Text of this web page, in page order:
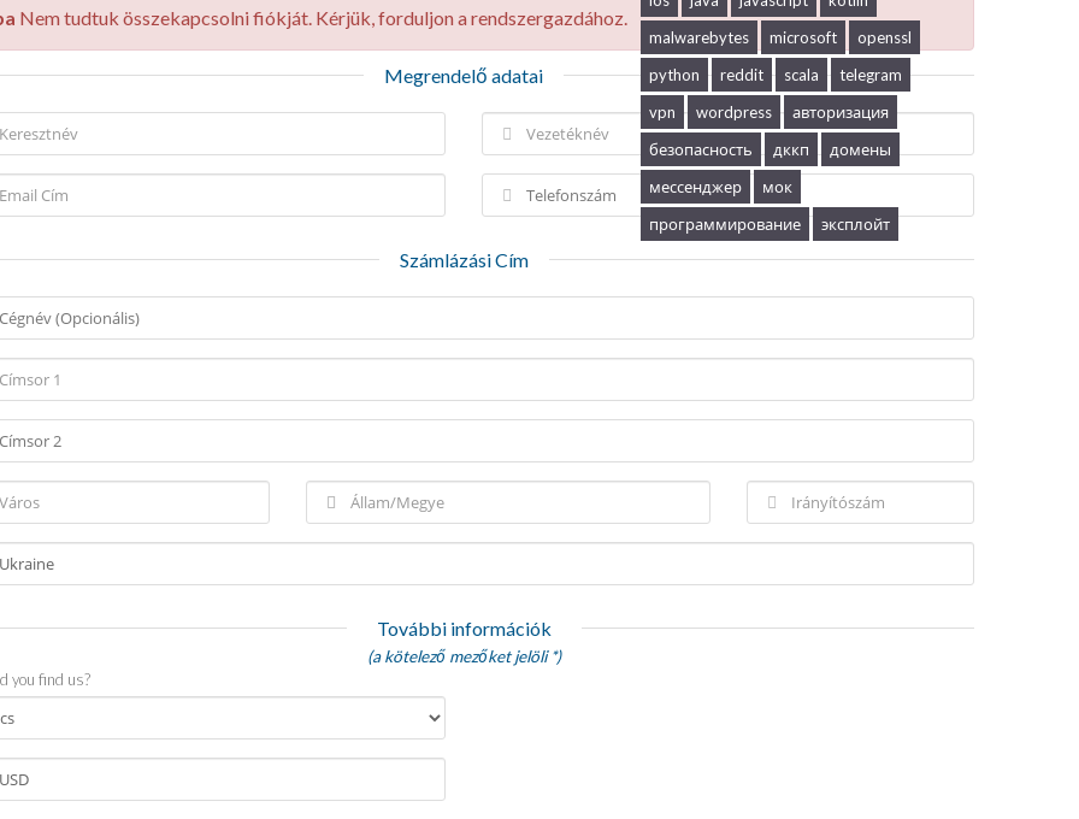
Nem tudtuk összekapcsolni fiókját. Kérjük, forduljon a rendszergazdához.
Megrendelő adatai
Számlázási Cím
További információk
(a kötelező mezőket jelöli *)
you find us?
malwarebytes
microsoft
openssl
python
reddit scala
telegram
vpn
wordpress
авторизация
безопасность
дккп
домены
мессенджер
мок
программирование
эксплойт